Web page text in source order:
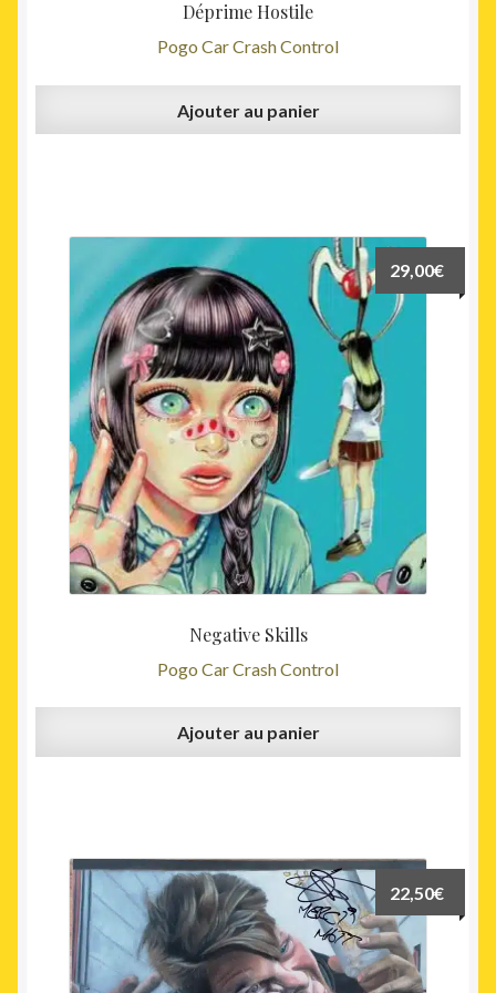
Déprime Hostile
Pogo Car Crash Control
Ajouter au panier
Negative Skills
Pogo Car Crash Control
29,00€
Ajouter au panier
22,50€